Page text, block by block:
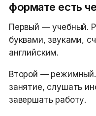
формате есть
Первый — учебный.
буквами, звуками,
английским.
Второй —
занятие, слушать
завершать работу.